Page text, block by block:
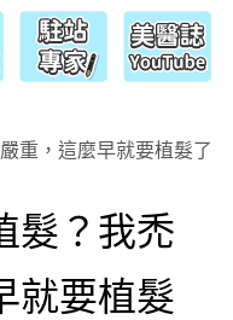
重，這麼早就要植髮了
髮？我禿
就要植髮